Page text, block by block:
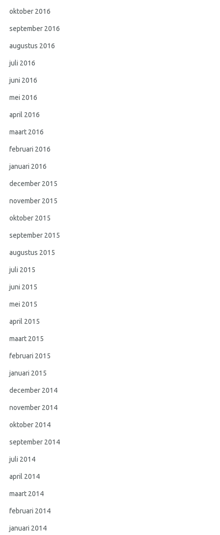
oktober 2016
september 2016
augustus 2016
juli 2016
juni 2016
mei 2016
april 2016
maart 2016
februari 2016
januari 2016
december 2015
november 2015
oktober 2015
september 2015
augustus 2015
juli 2015
juni 2015
mei 2015
april 2015
maart 2015
februari 2015
januari 2015
december 2014
november 2014
oktober 2014
september 2014
juli 2014
april 2014
maart 2014
februari 2014
januari 2014